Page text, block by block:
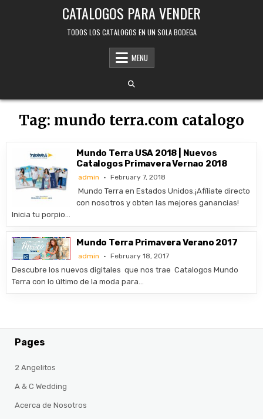
CATALOGOS PARA VENDER
TODOS LOS CATALOGOS EN UN SOLA BODEGA
MENU
Tag: mundo terra.com catalogo
Mundo Terra USA 2018 | Nuevos
Catalogos Primavera Vernao 2018
admin February 7, 2018
Mundo Terra en Estados Unidos.¡Afíliate directo
con nosotros y obten las mejores ganancias!
Inicia tu porpio…
Mundo Terra Primavera Verano 2017
admin February 18, 2017
Descubre los nuevos digitales que nos trae Catalogos Mundo
Terra con lo último de la moda para…
Pages
2 Angelitos
A & C Wedding
Acerca de Nosotros